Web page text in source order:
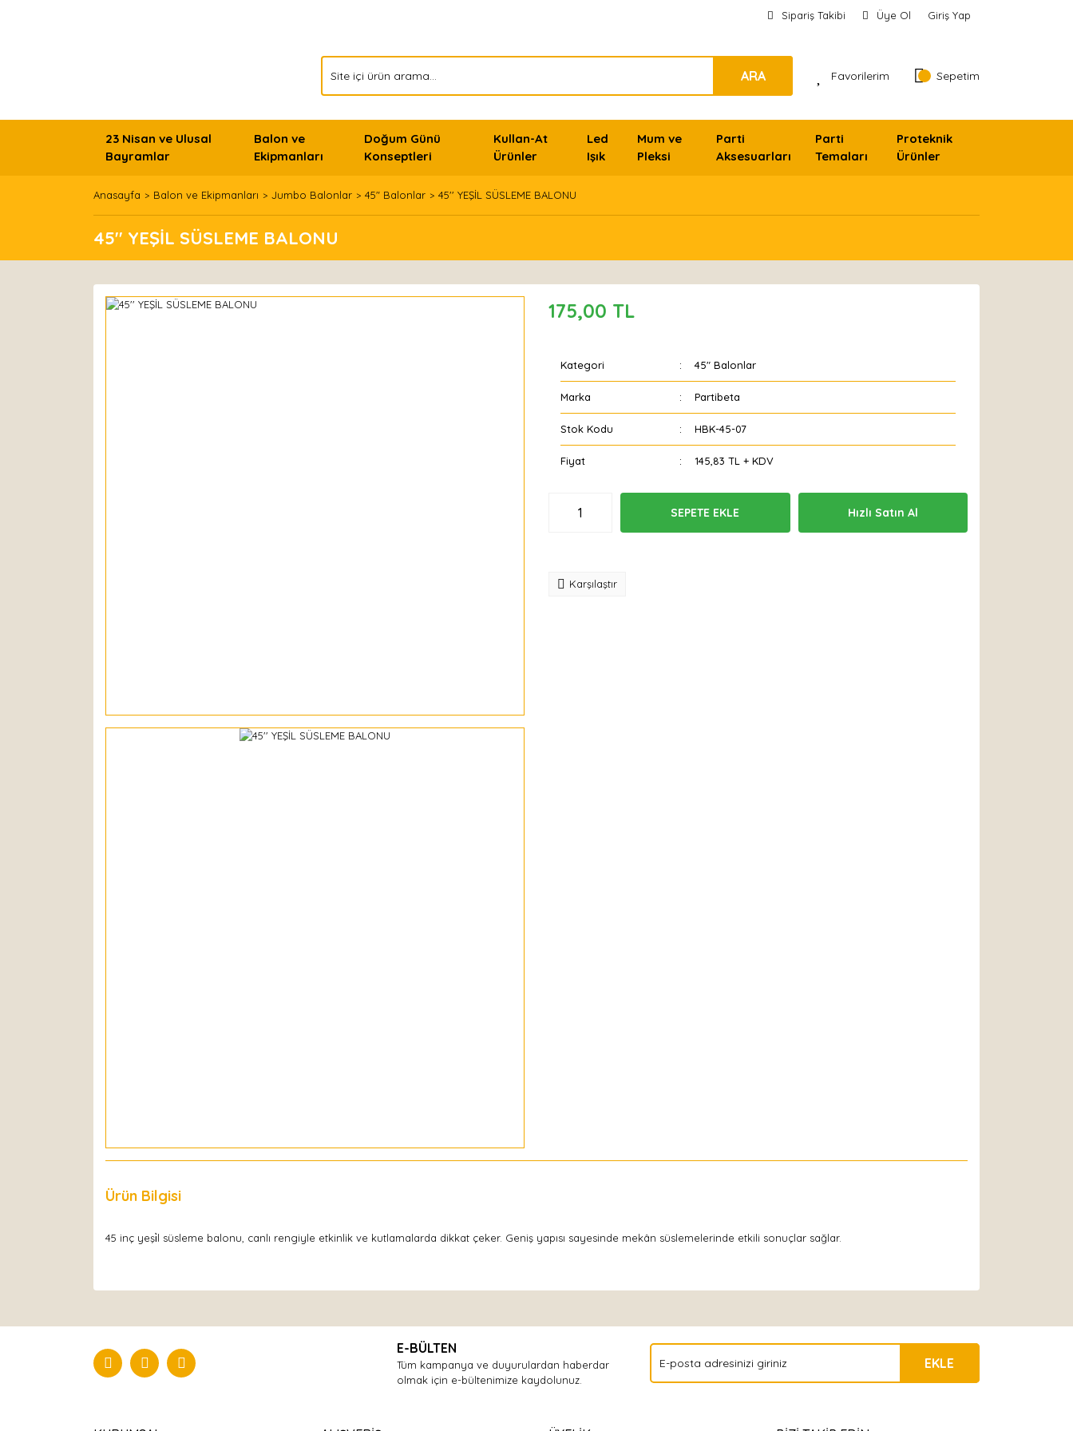
Sipariş Takibi Üye Ol Giriş Yap
ARA Favorilerim Sepetim
23 Nisan ve Ulusal
Bayramlar
Balon ve
Ekipmanları
Doğum Günü
Konseptleri
Kullan-At
Ürünler
Led
Işık
Mum ve
Pleksi
Parti
Aksesuarları
Parti
Temaları
Proteknik
Ürünler
Anasayfa Balon ve Ekipmanları Jumbo Balonlar 45" Balonlar 45'' YEŞİL SÜSLEME BALONU
45'' YEŞİL SÜSLEME BALONU
175,00 TL
Kategori 45" Balonlar
Marka Partibeta
Stok Kodu HBK-45-07
Fiyat 145,83 TL + KDV
SEPETE EKLE Hızlı Satın Al
Karşılaştır
Ürün Bilgisi
45 inç yeşi̇l süsleme balonu, canlı rengiyle etkinlik ve kutlamalarda dikkat çeker. Geniş yapısı sayesinde mekân süslemelerinde etkili sonuçlar sağlar.
Yorum Yaz
E-BÜLTEN
Tüm kampanya ve duyurulardan haberdar
olmak için e-bültenimize kaydolunuz.
EKLE